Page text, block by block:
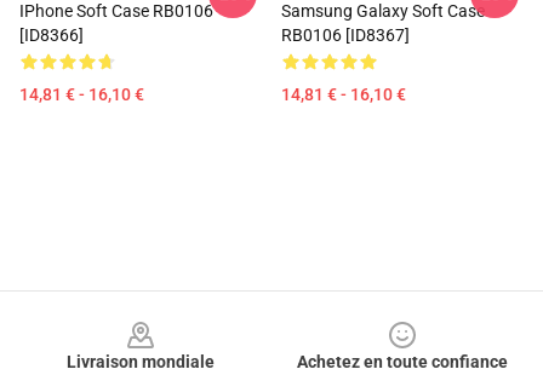
IPhone Soft Case RB0106
[ID8366]
14,81 € - 16,10 €
Samsung Galaxy Soft Case
RB0106 [ID8367]
14,81 € - 16,10 €
Livraison mondiale
Achetez en toute confiance